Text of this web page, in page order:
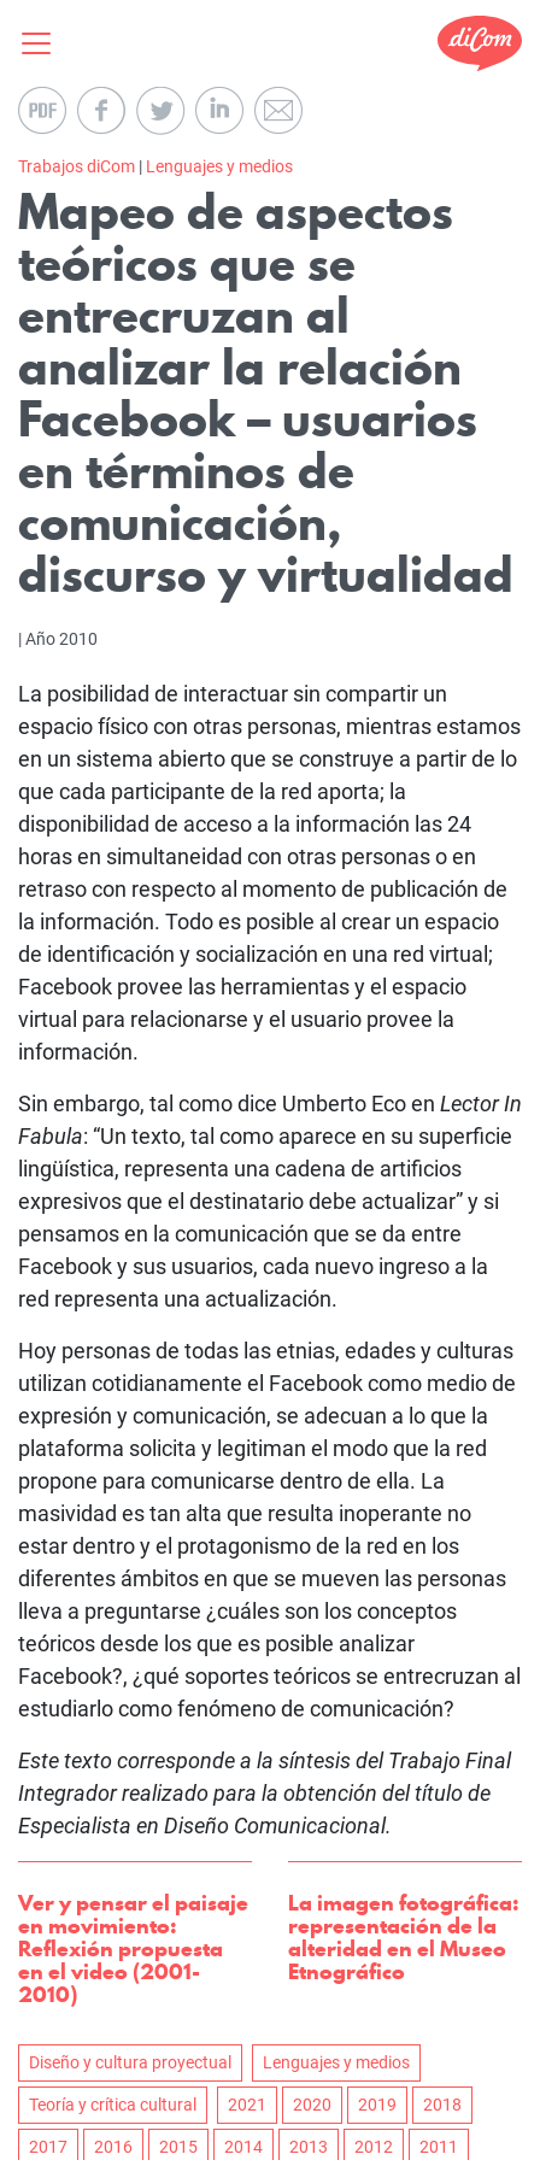
Trabajos diCom | Lenguajes y medios
Mapeo de aspectos
teóricos que se
entrecruzan al
analizar la relación
Facebook – usuarios
en términos de
comunicación,
discurso y virtualidad
| Año 2010
La posibilidad de interactuar sin compartir un
espacio físico con otras personas, mientras estamos
en un sistema abierto que se construye a partir de lo
que cada participante de la red aporta; la
disponibilidad de acceso a la información las 24
horas en simultaneidad con otras personas o en
retraso con respecto al momento de publicación de
la información. Todo es posible al crear un espacio
de identificación y socialización en una red virtual;
Facebook provee las herramientas y el espacio
virtual para relacionarse y el usuario provee la
información.
Sin embargo, tal como dice Umberto Eco en Lector In
Fabula: “Un texto, tal como aparece en su superficie
lingüística, representa una cadena de artificios
expresivos que el destinatario debe actualizar” y si
pensamos en la comunicación que se da entre
Facebook y sus usuarios, cada nuevo ingreso a la
red representa una actualización.
Hoy personas de todas las etnias, edades y culturas
utilizan cotidianamente el Facebook como medio de
expresión y comunicación, se adecuan a lo que la
plataforma solicita y legitiman el modo que la red
propone para comunicarse dentro de ella. La
masividad es tan alta que resulta inoperante no
estar dentro y el protagonismo de la red en los
diferentes ámbitos en que se mueven las personas
lleva a preguntarse ¿cuáles son los conceptos
teóricos desde los que es posible analizar
Facebook?, ¿qué soportes teóricos se entrecruzan al
estudiarlo como fenómeno de comunicación?
Este texto corresponde a la síntesis del Trabajo Final
Integrador realizado para la obtención del título de
Especialista en Diseño Comunicacional.
Ver y pensar el paisaje
en movimiento:
Reflexión propuesta
en el video (2001-
2010)
La imagen fotográfica:
representación de la
alteridad en el Museo
Etnográfico
Diseño y cultura proyectual Lenguajes y medios
Teoría y crítica cultural 2021 2020 2019 2018
2017 2016 2015 2014 2013 2012 2011